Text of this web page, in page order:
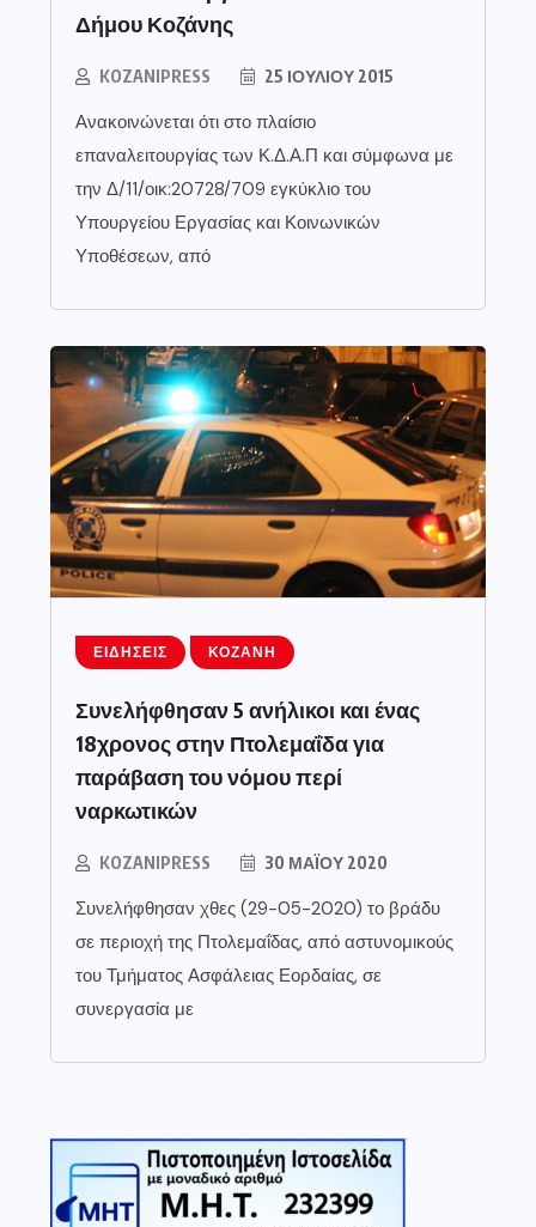
Δήμου Κοζάνης
KOZANIPRESS 25 ΙΟΥΛΊΟΥ 2015
Ανακοινώνεται ότι στο πλαίσιο
επαναλειτουργίας των Κ.Δ.Α.Π και σύμφωνα με
την Δ/11/οικ:20728/709 εγκύκλιο του
Υπουργείου Εργασίας και Κοινωνικών
Υποθέσεων, από
ΕΙΔΉΣΕΙΣ ΚΟΖΆΝΗ
Συνελήφθησαν 5 ανήλικοι και ένας
18χρονος στην Πτολεμαΐδα για
παράβαση του νόμου περί
ναρκωτικών
KOZANIPRESS 30 ΜΑΪ́ΟΥ 2020
Συνελήφθησαν χθες (29-05-2020) το βράδυ
σε περιοχή της Πτολεμαΐδας, από αστυνομικούς
του Τμήματος Ασφάλειας Εορδαίας, σε
συνεργασία με